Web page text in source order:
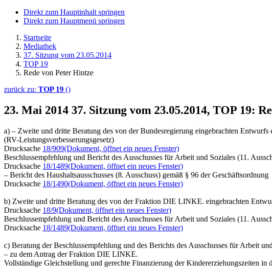
Direkt zum Hauptinhalt springen
Direkt zum Hauptmenü springen
Startseite
Mediathek
37. Sitzung vom 23.05.2014
TOP 19
Rede von Peter Hintze
zurück zu: TOP 19 ()
23. Mai 2014 37. Sitzung vom 23.05.2014, TOP 19:
a) – Zweite und dritte Beratung des von der Bundesregierung eingebrachten
(RV-Leistungsverbesserungsgesetz)
Drucksache 18/909(Dokument, öffnet ein neues Fenster)
Beschlussempfehlung und Bericht des Ausschusses für Arbeit und Soziales (11.
Drucksache 18/1489(Dokument, öffnet ein neues Fenster)
– Bericht des Haushaltsausschusses (8. Ausschuss) gemäß § 96 der Geschäftsordnung
Drucksache 18/1490(Dokument, öffnet ein neues Fenster)
b) Zweite und dritte Beratung des von der Fraktion DIE LINKE. eingebrachten
Drucksache 18/9(Dokument, öffnet ein neues Fenster)
Beschlussempfehlung und Bericht des Ausschusses für Arbeit und Soziales (11.
Drucksache 18/1489(Dokument, öffnet ein neues Fenster)
c) Beratung der Beschlussempfehlung und des Berichts des Ausschusses für Arbeit
– zu dem Antrag der Fraktion DIE LINKE.
Vollständige Gleichstellung und gerechte Finanzierung der Kindererziehungszeiten in